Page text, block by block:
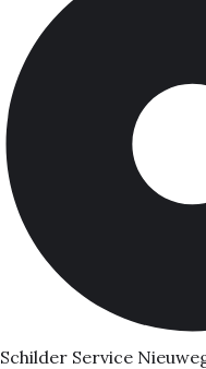
Schilder Service